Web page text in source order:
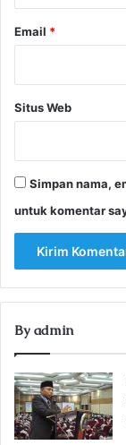
Email *
Situs Web
Simpan nama,
untuk komentar
By admin